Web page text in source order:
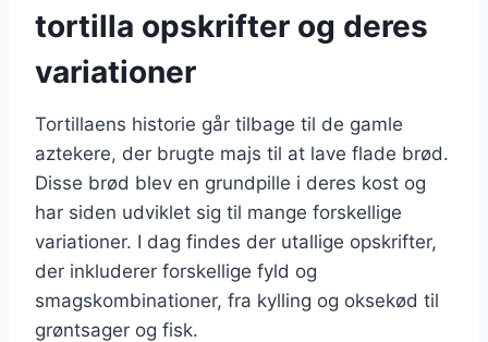
tortilla opskrifter og deres
variationer
Tortillaens historie går tilbage til de gamle
aztekere, der brugte majs til at lave flade brød.
Disse brød blev en grundpille i deres kost og
har siden udviklet sig til mange forskellige
variationer. I dag findes der utallige opskrifter,
der inkluderer forskellige fyld og
smagskombinationer, fra kylling og oksekød til
grøntsager og fisk.